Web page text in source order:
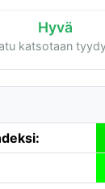
Hyvä
katsotaan